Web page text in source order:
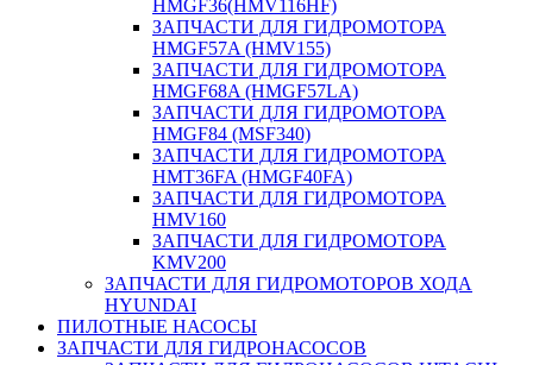
HMGF36(HMV116HF)
ЗАПЧАСТИ ДЛЯ ГИДРОМОТОРА
HMGF57A (HMV155)
ЗАПЧАСТИ ДЛЯ ГИДРОМОТОРА
HMGF68A (HMGF57LA)
ЗАПЧАСТИ ДЛЯ ГИДРОМОТОРА
HMGF84 (MSF340)
ЗАПЧАСТИ ДЛЯ ГИДРОМОТОРА
HMT36FA (HMGF40FA)
ЗАПЧАСТИ ДЛЯ ГИДРОМОТОРА
HMV160
ЗАПЧАСТИ ДЛЯ ГИДРОМОТОРА
KMV200
ЗАПЧАСТИ ДЛЯ ГИДРОМОТОРОВ ХОДА
HYUNDAI
ПИЛОТНЫЕ НАСОСЫ
ЗАПЧАСТИ ДЛЯ ГИДРОНАСОСОВ